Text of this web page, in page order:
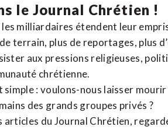
le Journal Chrétien !
milliardaires étendent leur
terrain, plus de reportages, plus
aux pressions religieuses,
chrétienne.
simple : voulons-nous laisser
des grands groupes privés ?
articles du Journal Chrétien,